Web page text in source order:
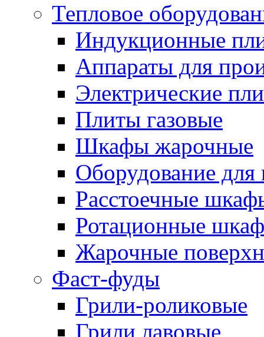
Тепловое
Индукционные
Аппараты для
Электрические
Плиты газовые
Шкафы жарочные
Оборудование
Расстоечные
Ротационные
Жарочные
Фаст-фуды
Грили-роликовые
Грили лавовые